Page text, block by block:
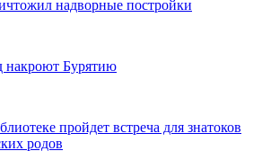
надворные постройки
накроют Бурятию
пройдет встреча для знатоков
родов